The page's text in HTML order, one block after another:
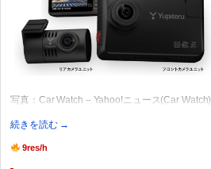
写真：Car Watch – Yahoo!ニュース(Car Watch)
続きを読む →
9res/h